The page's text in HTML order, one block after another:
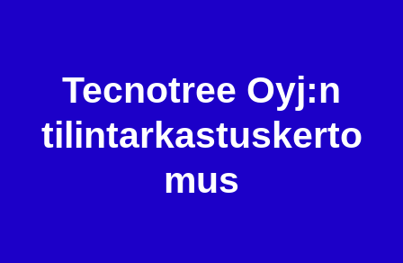
Tecnotree Oyj:n
tilintarkastuskerto
mus